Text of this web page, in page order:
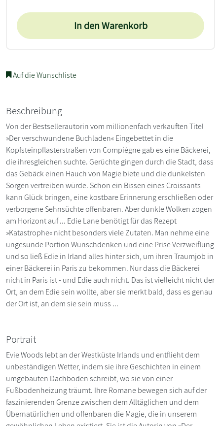
In den Warenkorb
Auf die Wunschliste
Beschreibung
Von der Bestsellerautorin vom millionenfach verkauften Titel
»Der verschwundene Buchladen« Eingebettet in die
Kopfsteinpflasterstraßen von Compiègne gab es eine Bäckerei,
die ihresgleichen suchte. Gerüchte gingen durch die Stadt, dass
das Gebäck einen Hauch von Magie biete und die dunkelsten
Sorgen vertreiben würde. Schon ein Bissen eines Croissants
kann Glück bringen, eine kostbare Erinnerung erschließen oder
verborgene Sehnsüchte offenbaren. Aber dunkle Wolken zogen
am Horizont auf ... Edie Lane benötigt für das Rezept
»Katastrophe« nicht besonders viele Zutaten. Man nehme eine
ungesunde Portion Wunschdenken und eine Prise Verzweiflung
und so ließ Edie in Irland alles hinter sich, um ihren Traumjob in
einer Bäckerei in Paris zu bekommen. Nur dass die Bäckerei
nicht in Paris ist - und Edie auch nicht. Das ist vielleicht nicht der
Ort, an dem Edie sein wollte, aber sie merkt bald, dass es genau
der Ort ist, an dem sie sein muss ...
Portrait
Evie Woods lebt an der Westküste Irlands und entflieht dem
unbeständigen Wetter, indem sie ihre Geschichten in einem
umgebauten Dachboden schreibt, wo sie von einer
Fußbodenheizung träumt. Ihre Romane bewegen sich auf der
faszinierenden Grenze zwischen dem Alltäglichen und dem
Übernatürlichen und offenbaren die Magie, die in unserem